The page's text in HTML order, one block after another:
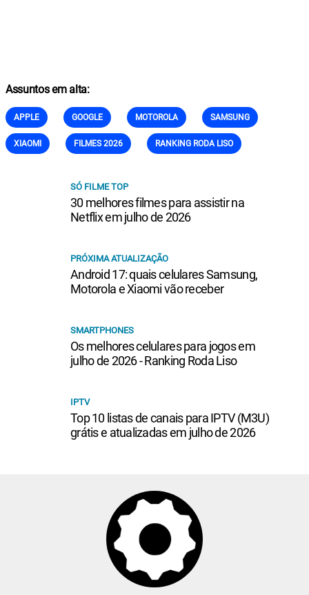
Assuntos em alta:
APPLE GOOGLE MOTOROLA SAMSUNG
XIAOMI FILMES 2026 RANKING RODA LISO
SÓ FILME TOP
30 melhores filmes para assistir na
Netflix em julho de 2026
PRÓXIMA ATUALIZAÇÃO
Android 17: quais celulares Samsung,
Motorola e Xiaomi vão receber
SMARTPHONES
Os melhores celulares para jogos em
julho de 2026 - Ranking Roda Liso
IPTV
Top 10 listas de canais para IPTV (M3U)
grátis e atualizadas em julho de 2026